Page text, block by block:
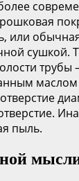
или
сушкой.
трубы
маслом
пыль.